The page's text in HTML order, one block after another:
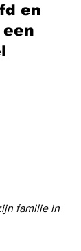
en
familie in